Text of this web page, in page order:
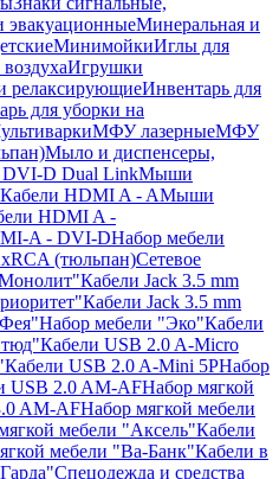
эвакуационныеМинеральная и
МинимойкиИглы для
Игрушки
релаксирующиеИнвентарь для
для уборки на
МФУ лазерныеМФУ
Мыло и диспенсеры,
DVI-D Dual LinkМыши
Кабели HDMI A - AМыши
HDMI A -
A - DVI-DНабор мебели
(тюльпан)Сетевое
Кабели Jack 3.5 mm
Кабели Jack 3.5 mm
Набор мебели "Эко"Кабели
Кабели USB 2.0 A-Micro
Кабели USB 2.0 A-Mini 5PНабор
USB 2.0 AM-AFНабор мягкой
AM-AFНабор мягкой мебели
мебели "Аксель"Кабели
мебели "Ва-Банк"Кабели в
Спецодежда и средства